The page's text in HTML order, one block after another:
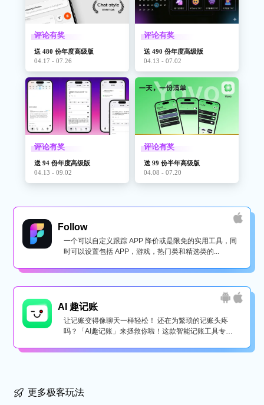
评论有奖
送 480 份年度高级版
04.17 - 07.26
评论有奖
送 490 份年度高级版
04.13 - 07.02
评论有奖
送 94 份年度高级版
04.13 - 09.02
评论有奖
送 99 份半年高级版
04.08 - 07.20
Follow
一个可以自定义跟踪 APP 降价或是限免的实用工具，同
时可以设置包括 APP，游戏，热门类和精选类的...
AI 趣记账
让记账变得像聊天一样轻松！ 还在为繁琐的记账头疼
吗？「AI趣记账」来拯救你啦！这款智能记账工具专为
更多极客玩法